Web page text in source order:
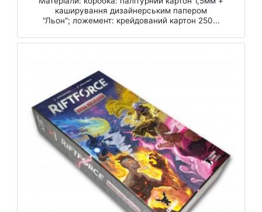
каширування дизайнерським папером
"Льон"; ложемент: крейдований картон 250...